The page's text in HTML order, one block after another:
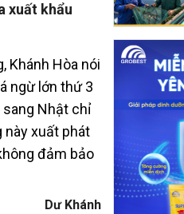
xuất khẩu
Khánh Hòa nói
ngừ lớn thứ 3
sang Nhật chỉ
này xuất phát
đảm bảo
Dư Khánh